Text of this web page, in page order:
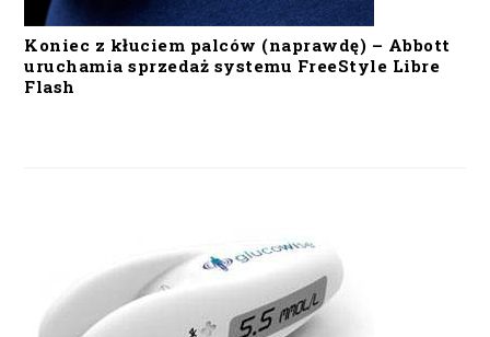
Koniec z kłuciem palców (naprawdę) – Abbott
uruchamia sprzedaż systemu FreeStyle Libre
Flash